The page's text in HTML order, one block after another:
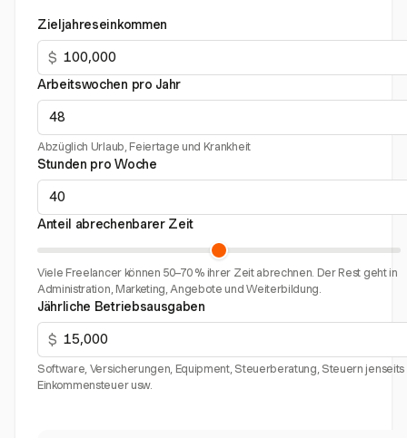
Zieljahreseinkommen
$
Arbeitswochen pro Jahr
Abzüglich Urlaub, Feiertage und Krankheit
Stunden pro Woche
Anteil abrechenbarer Zeit
Viele Freelancer können 50–70 % ihrer Zeit abrechnen. Der Rest geht in
Administration, Marketing, Angebote und Weiterbildung.
Jährliche Betriebsausgaben
$
Software, Versicherungen, Equipment, Steuerberatung, Steuern
Einkommensteuer usw.